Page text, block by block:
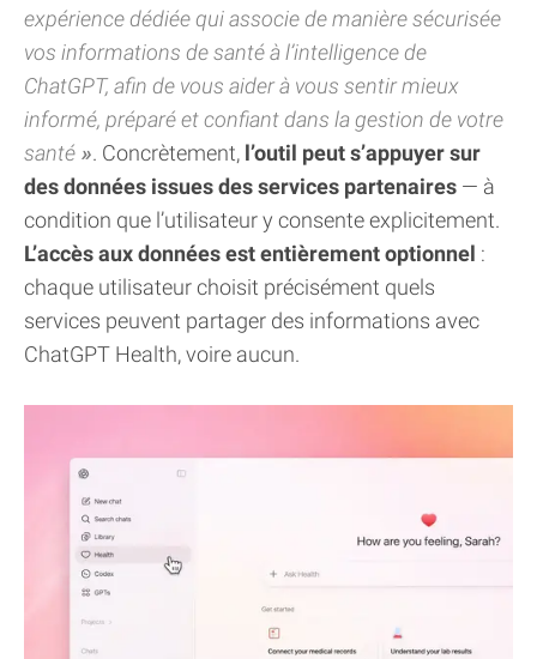
expérience dédiée qui associe de manière sécurisée
vos informations de santé à l’intelligence de
ChatGPT, afin de vous aider à vous sentir mieux
informé, préparé et confiant dans la gestion de votre
santé
. Concrètement, l’outil peut s’appuyer sur
des données issues des services partenaires — à
condition que l’utilisateur y consente explicitement.
L’accès aux données est entièrement optionnel :
chaque utilisateur choisit précisément quels
services peuvent partager des informations avec
ChatGPT Health, voire aucun.